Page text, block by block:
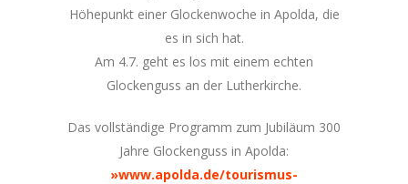
Höhepunkt einer Glockenwoche in Apolda, die
es in sich hat.
Am 4.7. geht es los mit einem echten
Glockenguss an der Lutherkirche.
Das vollständige Programm zum Jubiläum 300
Jahre Glockenguss in Apolda:
»www.apolda.de/tourismus-